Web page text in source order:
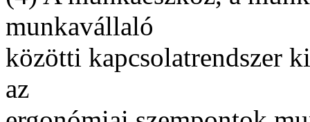
munkavállaló
közötti kapcsolatrendszer
az